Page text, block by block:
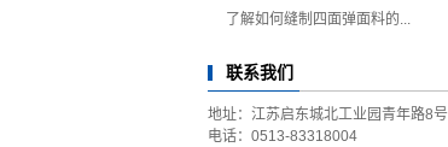
了解如何缝制四面弹面料的...
联系我们
地址：江苏启东城北工业园青年路8号
电话：0513-83318004